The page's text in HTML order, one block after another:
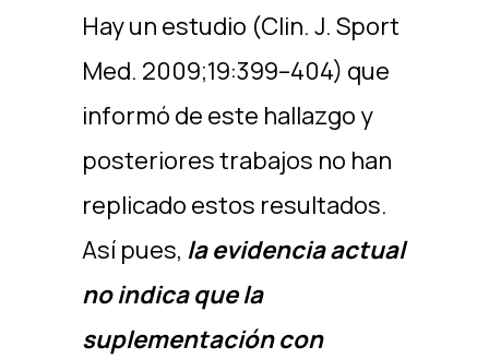
Hay un estudio (Clin. J. Sport
Med. 2009;19:399–404) que
informó de este hallazgo y
posteriores trabajos no han
replicado estos resultados.
Así pues, la evidencia actual
no indica que la
suplementación con